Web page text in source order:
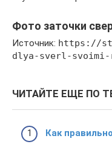
Фото заточки
Источник: https://
dlya-sverl-svoimi-
ЧИТАЙТЕ ЕЩЕ ПО
Как